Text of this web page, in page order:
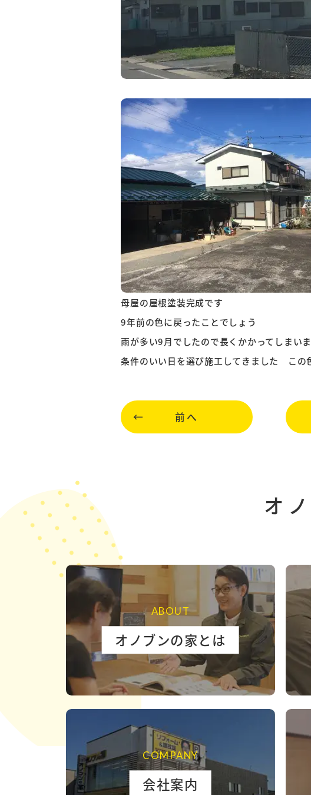
母屋の屋根塗装完成です
9年前の色に戻ったことでしょう
雨が多い9月でしたので長くかかってしまい
条件のいい日を選び施工してきました この
前へ
オ
ABOUT
オノブンの家とは
COMPANY
会社案内